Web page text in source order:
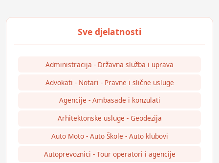
Administracija - Državna služba i uprava
Advokati - Notari - Pravne i slične usluge
Agencije - Ambasade i konzulati
Arhitektonske usluge - Geodezija
Auto Moto - Auto Škole - Auto klubovi
Autoprevoznici - Tour operatori i agencije